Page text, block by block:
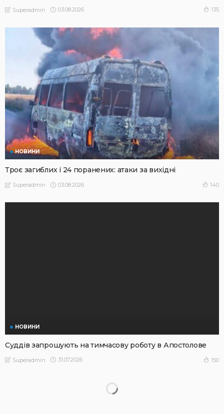
Superadmin 03.08.2026 135
НОВИНИ
Троє загиблих і 24 поранених: атаки за вихідні
Superadmin 03.08.2026 140
НОВИНИ
Суддів запрошують на тимчасову роботу в Апостолове
Superadmin 31.07.2026 150